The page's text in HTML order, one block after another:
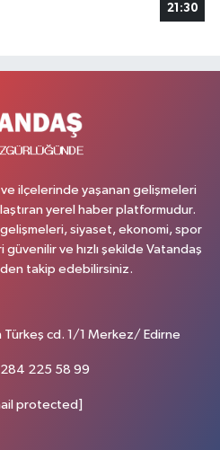
21:30
ilçelerinde yaşanan gelişmeleri
yerel haber platformudur.
siyaset, ekonomi, spor
ve hızlı şekilde Vatandaş
takip edebilirsiniz.
Türkeş cd. 1/1 Merkez/ Edirne
225 58 99
protected]